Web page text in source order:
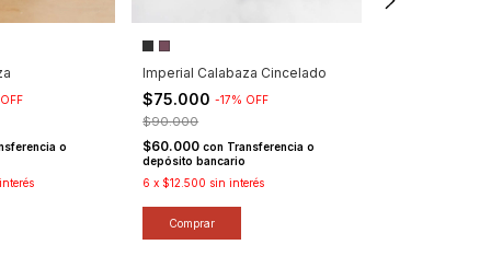
OFF
o
Imperial Calabaza Cincelado
$75.000-17% OFF
$90.000
$60.000con Transferencia o
depósito bancario
6 x $12.500 sin interés
Comprar